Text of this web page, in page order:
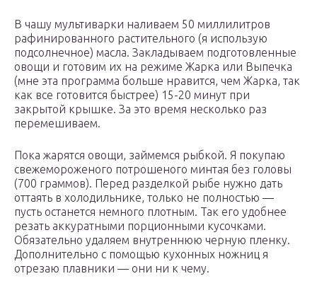
В чашу мультиварки наливаем 50 миллилитров
рафинированного растительного (я использую
подсолнечное) масла. Закладываем подготовленные
овощи и готовим их на режиме Жарка или Выпечка
(мне эта программа больше нравится, чем Жарка, так
как все готовится быстрее) 15-20 минут при
закрытой крышке. За это время несколько раз
перемешиваем.
Пока жарятся овощи, займемся рыбкой. Я покупаю
свежемороженого потрошеного минтая без головы
(700 граммов). Перед разделкой рыбе нужно дать
оттаять в холодильнике, только не полностью —
пусть останется немного плотным. Так его удобнее
резать аккуратными порционными кусочками.
Обязательно удаляем внутреннюю черную пленку.
Дополнительно с помощью кухонных ножниц я
отрезаю плавники — они ни к чему.